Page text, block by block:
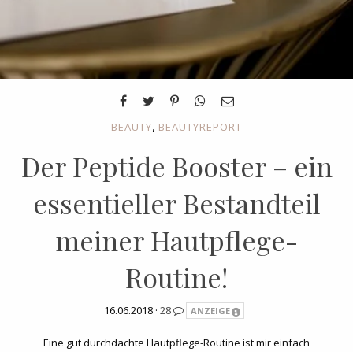
BEAUTY, BEAUTYREPORT
Der Peptide Booster – ein
essentieller Bestandteil
meiner Hautpflege-
Routine!
16.06.2018 · 28 ANZEIGE
Eine gut durchdachte Hautpflege-Routine ist mir einfach